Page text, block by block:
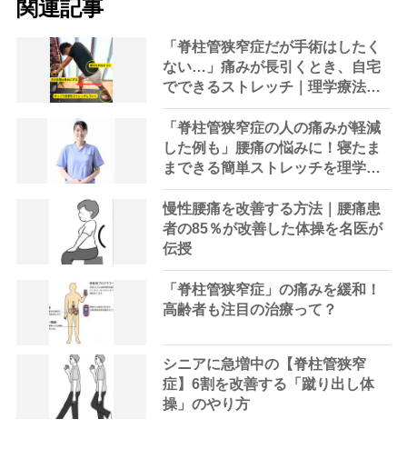
関連記事
「脊柱管狭窄症だが手術はしたく
ない…」痛みが長引くとき、自宅
でできるストレッチ｜理学療法士
が写真でわかりやすく解説
「脊柱管狭窄症の人の痛みが軽減
した例も」腰痛の悩みに！寝たま
まできる簡単ストレッチを理学療
法士が紹介 改善実例と効果的な
やり方
慢性腰痛を改善する方法｜腰痛患
者の85％が改善した体操を名医が
伝授
「脊柱管狭窄症」の痛みを緩和！
高齢者も注目の治療って？
シニアに急増中の【脊柱管狭窄
症】6割を改善する「蹴り出し体
操」のやり方